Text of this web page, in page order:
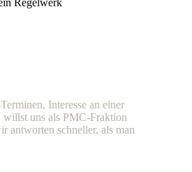
Regelwerk
Interesse an einer
willst uns als PMC-Fraktion
antworten schneller, als man